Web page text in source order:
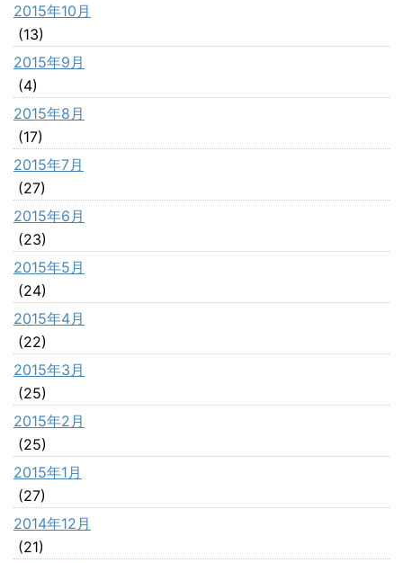
2015年10月
(13)
2015年9月
(4)
2015年8月
(17)
2015年7月
(27)
2015年6月
(23)
2015年5月
(24)
2015年4月
(22)
2015年3月
(25)
2015年2月
(25)
2015年1月
(27)
2014年12月
(21)